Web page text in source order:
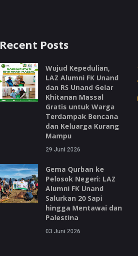
Recent Posts
Wujud Kepedulian,
LAZ Alumni FK Unand
dan RS Unand Gelar
Khitanan Massal
Gratis untuk Warga
Terdampak Bencana
dan Keluarga Kurang
Mampu
29 Juni 2026
Gema Qurban ke
Pelosok Negeri: LAZ
Alumni FK Unand
Salurkan 20 Sapi
hingga Mentawai dan
Palestina
03 Juni 2026